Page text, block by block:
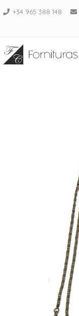
Saltar+34 965 388 148